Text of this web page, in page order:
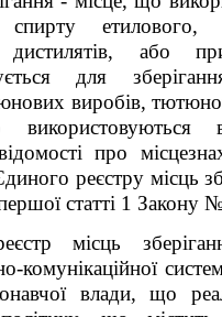
спирту етилового,
дистилятів, або
для
виробів,
про
реєстру місць
статті 1 Закону
місць
комунікаційної
влади, що